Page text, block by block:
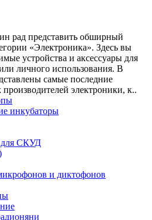
рад представить обширный
«Электроника». Здесь вы
устройства и аксессуары для
личного использования. В
самые последние
электроники, к..
инкубаторы
для СКУД
и диктофонов